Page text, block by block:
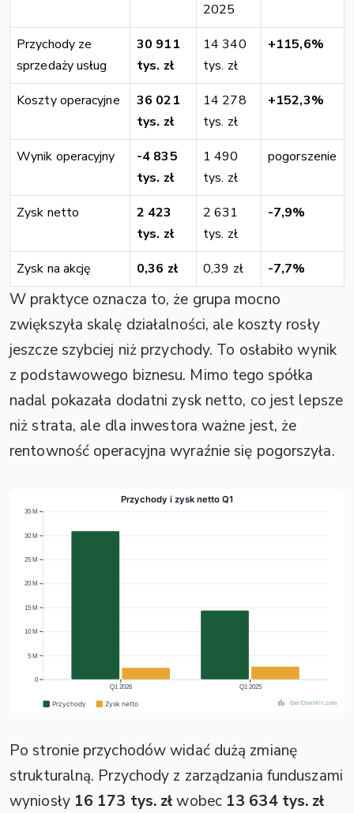
2025
Przychody ze
sprzedaży usług
30 911
tys. zł
14 340
tys. zł
+115,6%
Koszty operacyjne
36 021
tys. zł
14 278
tys. zł
+152,3%
Wynik operacyjny
-4 835
tys. zł
1 490
tys. zł
pogorszenie
Zysk netto
2 423
tys. zł
2 631
tys. zł
-7,9%
Zysk na akcję 0,36 zł 0,39 zł -7,7%
W praktyce oznacza to, że grupa mocno
zwiększyła skalę działalności, ale koszty rosły
jeszcze szybciej niż przychody. To osłabiło wynik
z podstawowego biznesu. Mimo tego spółka
nadal pokazała dodatni zysk netto, co jest lepsze
niż strata, ale dla inwestora ważne jest, że
rentowność operacyjna wyraźnie się pogorszyła.
Po stronie przychodów widać dużą zmianę
strukturalną. Przychody z zarządzania funduszami
wyniosły 16 173 tys. złwobec 13 634 tys. zł